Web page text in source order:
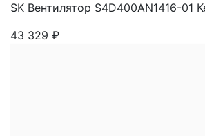
SK Вентилятор S4D400AN1416-01
43 329 ₽